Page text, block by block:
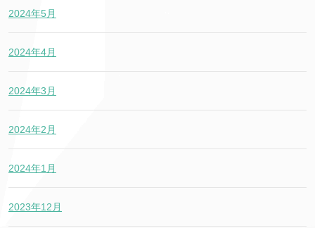
2024年5月
2024年4月
2024年3月
2024年2月
2024年1月
2023年12月